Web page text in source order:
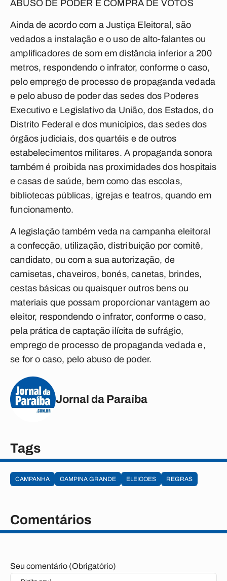
ABUSO DE PODER E COMPRA DE VOTOS
Ainda de acordo com a Justiça Eleitoral, são
vedados a instalação e o uso de alto-falantes ou
amplificadores de som em distância inferior a 200
metros, respondendo o infrator, conforme o caso,
pelo emprego de processo de propaganda vedada
e pelo abuso de poder das sedes dos Poderes
Executivo e Legislativo da União, dos Estados, do
Distrito Federal e dos municípios, das sedes dos
órgãos judiciais, dos quartéis e de outros
estabelecimentos militares. A propaganda sonora
também é proibida nas proximidades dos hospitais
e casas de saúde, bem como das escolas,
bibliotecas públicas, igrejas e teatros, quando em
funcionamento.
A legislação também veda na campanha eleitoral
a confecção, utilização, distribuição por comitê,
candidato, ou com a sua autorização, de
camisetas, chaveiros, bonés, canetas, brindes,
cestas básicas ou quaisquer outros bens ou
materiais que possam proporcionar vantagem ao
eleitor, respondendo o infrator, conforme o caso,
pela prática de captação ilícita de sufrágio,
emprego de processo de propaganda vedada e,
se for o caso, pelo abuso de poder.
Jornal da Paraíba
Tags
CAMPANHA CAMPINA GRANDE ELEICOES REGRAS
Comentários
Seu comentário (Obrigatório)